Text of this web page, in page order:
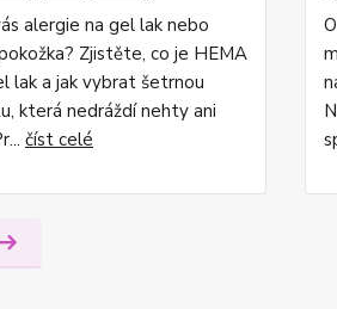
alergie na gel lak nebo
Zjistěte, co je HEMA
lak a jak vybrat šetrnou
která nedráždí nehty ani
číst celé